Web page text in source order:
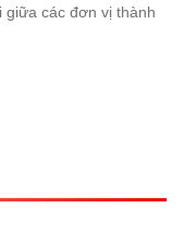
các đơn vị thành